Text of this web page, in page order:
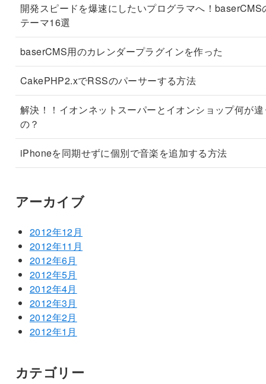
開発スピードを爆速にしたいプログラマへ！baserCMS
テーマ16選
baserCMS用のカレンダープラグインを作った
CakePHP2.xでRSSのパーサーする方法
解決！！イオンネットスーパーとイオンショップ何が違
の？
iPhoneを同期せずに個別で音楽を追加する方法
アーカイブ
2012年12月
2012年11月
2012年6月
2012年5月
2012年4月
2012年3月
2012年2月
2012年1月
カテゴリー